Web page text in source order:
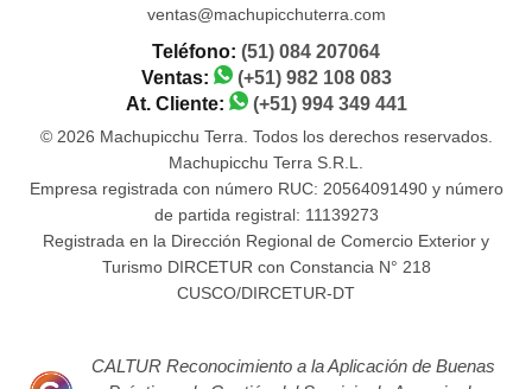
ventas@machupicchuterra.com
Teléfono: (51) 084 207064
Ventas:
(+51) 982 108 083
At. Cliente:
(+51) 994 349 441
© 2026 Machupicchu Terra. Todos los derechos reservados.
Machupicchu Terra S.R.L.
Empresa registrada con número RUC: 20564091490 y número
de partida registral: 11139273
Registrada en la Dirección Regional de Comercio Exterior y
Turismo DIRCETUR con Constancia N° 218
CUSCO/DIRCETUR-DT
CALTUR Reconocimiento a la Aplicación de Buenas